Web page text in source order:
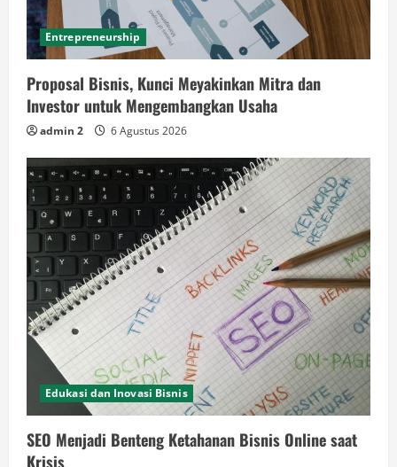
Entrepreneurship
Proposal Bisnis, Kunci Meyakinkan Mitra dan
Investor untuk Mengembangkan Usaha
admin 2 6 Agustus 2026
Edukasi dan Inovasi Bisnis
SEO Menjadi Benteng Ketahanan Bisnis Online saat
Krisis